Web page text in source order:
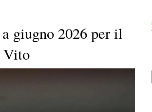
giugno 2026 per il
Vito